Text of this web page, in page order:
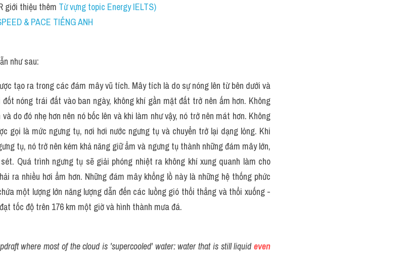
giới thiệu thêm Từ vựng topic Energy IELTS)
& PACE TIẾNG ANH
như sau:
tạo ra trong các đám mây vũ tích. Mây tích là do sự nóng lên từ bên dưới và
nóng trái đất vào ban ngày, không khí gần mặt đất trở nên ấm hơn. Không
do đó nhẹ hơn nên nó bốc lên và khi làm như vậy, nó trở nên mát hơn. Không
gọi là mức ngưng tụ, nơi hơi nước ngưng tụ và chuyển trở lại dạng lỏng. Khi
tụ, nó trở nên kém khả năng giữ ẩm và ngưng tụ thành những đám mây lớn,
Quá trình ngưng tụ sẽ giải phóng nhiệt ra không khí xung quanh làm cho
ra nhiều hơi ẩm hơn. Những đám mây khổng lồ này là những hệ thống phức
một lượng lớn năng lượng dẫn đến các luồng gió thổi thẳng và thổi xuống -
tốc độ trên 176 km một giờ và hình thành mưa đá.
where most of the cloud is 'supercooled' water: water that is still liquid even